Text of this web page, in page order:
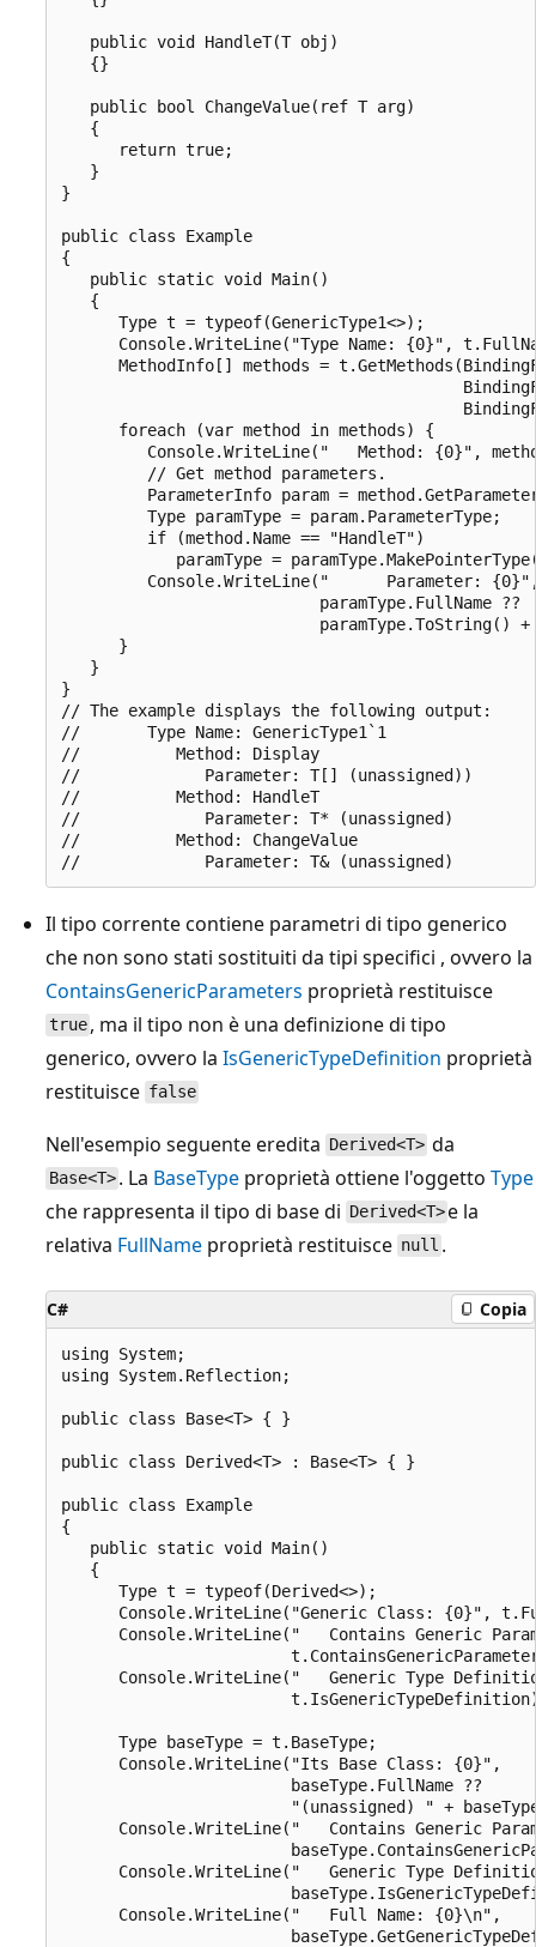
   public void HandleT(T obj)
   {}
   public bool ChangeValue(ref T arg)
   {
      return true;
   }
}
public class Example
{
   public static void Main()
   {
      Type t = typeof(GenericType1<>);
Console.WriteLine("Type Name: {0}",
MethodInfo[] methods =
      foreach (var method in methods) {
Console.WriteLine("   Method: {0}",
         // Get method parameters.
ParameterInfo param =
         Type paramType = param.ParameterType;
         if (method.Name == "HandleT")
paramType =
Console.WriteLine("      Parameter:
                           paramType.FullName ??
paramType.ToString()
      }
   }
}
// The example displays the following output:
//       Type Name: GenericType1`1
//          Method: Display
//             Parameter: T[] (unassigned))
//          Method: HandleT
//             Parameter: T* (unassigned)
//          Method: ChangeValue
Il tipo corrente contiene parametri di tipo generico
che non sono stati sostituiti da tipi specifici , ovvero la
ContainsGenericParameters proprietà restituisce
true , ma il tipo non è una definizione di tipo
generico, ovvero la IsGenericTypeDefinition proprietà
restituisce false
Nell'esempio seguente eredita Derived<T> da
Base<T> . La BaseType proprietà ottiene l'oggettoType
che rappresenta il tipo di base di Derived<T>e la
relativa FullName proprietà restituisce null .
C# Copia
using System;
using System.Reflection;
public class Base<T> { }
public class Derived<T> : Base<T> { }
public class Example
{
   public static void Main()
   {
      Type t = typeof(Derived<>);
Console.WriteLine("Generic Class: {0}",
Console.WriteLine("   Contains Generic
Console.WriteLine("   Generic Type
      Type baseType = t.BaseType;
      Console.WriteLine("Its Base Class: {0}",
                        baseType.FullName ??
"(unassigned) " +
Console.WriteLine("   Contains Generic
Console.WriteLine("   Generic Type
      Console.WriteLine("   Full Name: {0}\n",